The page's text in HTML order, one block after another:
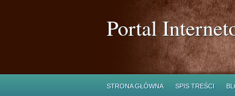
Portal
STRONA GŁÓWNA SPIS TREŚCI